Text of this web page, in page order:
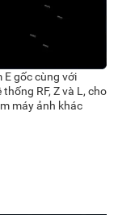
E gốc cùng với
RF, Z và L, cho
máy ảnh khác